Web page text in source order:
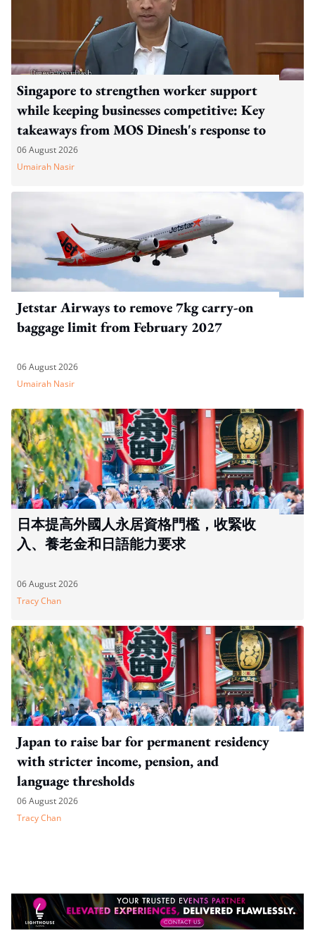
Singapore to strengthen worker support
while keeping businesses competitive: Key
takeaways from MOS Dinesh's response to
WP's motion
06 August 2026
Umairah Nasir
Jetstar Airways to remove 7kg carry-on
baggage limit from February 2027
06 August 2026
Umairah Nasir
日本提高外國人永居資格門檻，收緊收
入、養老金和日語能力要求
06 August 2026
Tracy Chan
Japan to raise bar for permanent residency
with stricter income, pension, and
language thresholds
06 August 2026
Tracy Chan